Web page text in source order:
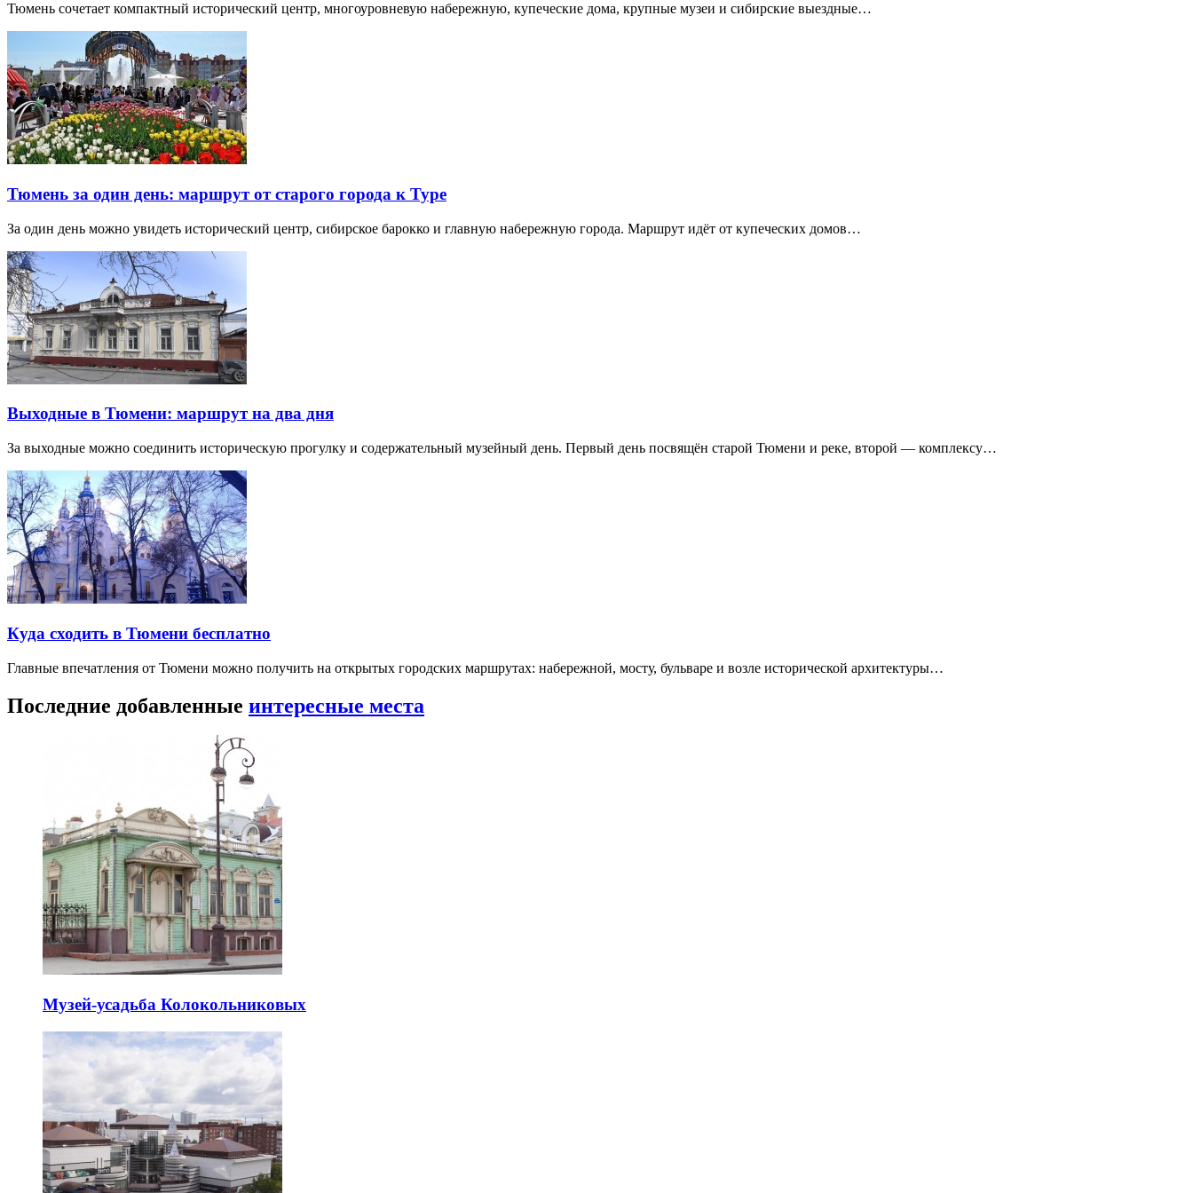
Тюмень сочетает компактный исторический центр, многоуровневую набережную, купеческие дома, крупные музеи и сибирские выездные…
Тюмень за один день: маршрут от старого города к Туре
За один день можно увидеть исторический центр, сибирское барокко и главную набережную города. Маршрут идёт от купеческих домов…
Выходные в Тюмени: маршрут на два дня
За выходные можно соединить историческую прогулку и содержательный музейный день. Первый день посвящён старой Тюмени и реке, второй — комплексу…
Куда сходить в Тюмени бесплатно
Главные впечатления от Тюмени можно получить на открытых городских маршрутах: набережной, мосту, бульваре и возле исторической архитектуры…
Последние добавленные интересные места
Музей-усадьба Колокольниковых